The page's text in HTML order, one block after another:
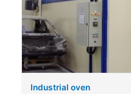
Industrial oven